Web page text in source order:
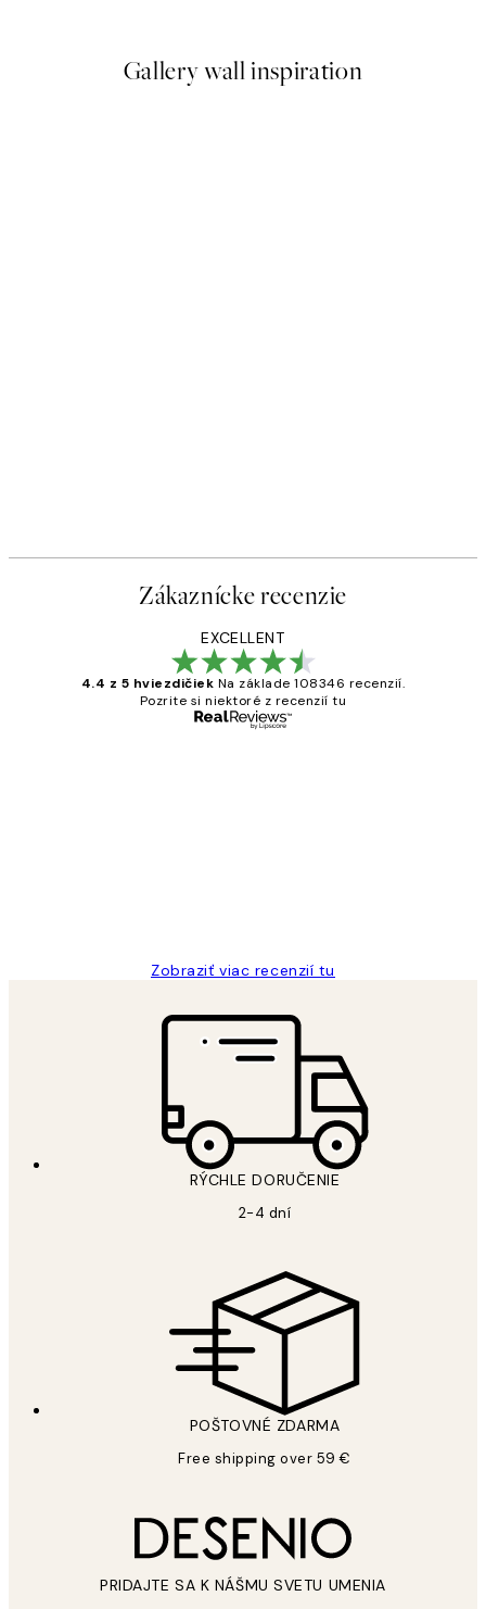
Gallery wall inspiration
Zákaznícke recenzie
EXCELLENT
4.4 z 5 hviezdičiek Na základe 108346 recenzií.
Pozrite si niektoré z recenzií tu
Zobraziť viac recenzií tu
RÝCHLE DORUČENIE
2-4 dní
POŠTOVNÉ ZDARMA
Free shipping over 59 €
PRIDAJTE SA K NÁŠMU SVETU UMENIA